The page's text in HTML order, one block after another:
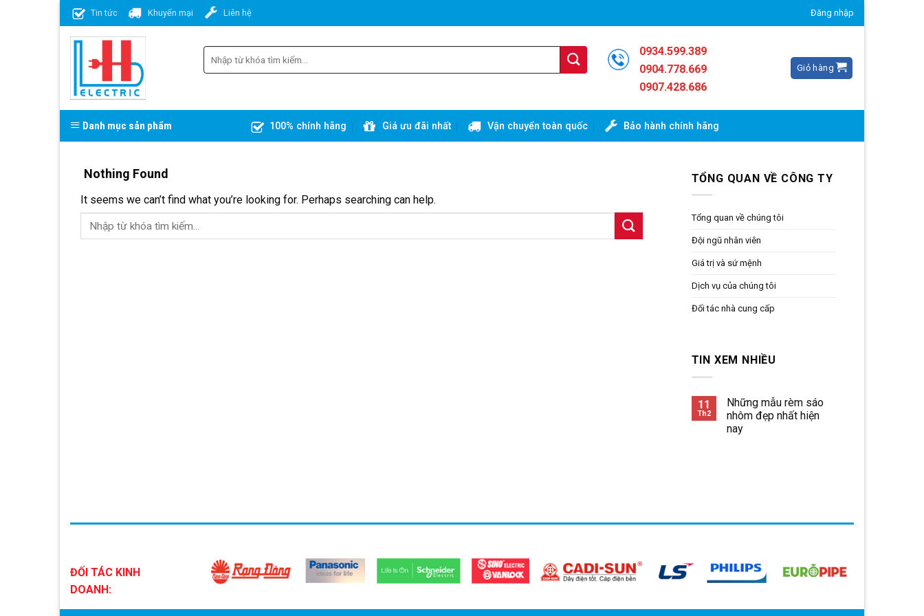
Skip
to
content
Tin tức Khuyến mại Liên hệ Đăng nhập
0934.599.389
0904.778.669
0907.428.686
Giỏ hàng
Danh mục sản phẩm 100% chính hãng Giá ưu đãi nhất Vận chuyển toàn quốc Bảo hành chính hãng
Nothing Found
It seems we can’t find what you’re looking for. Perhaps searching can help.
TỔNG QUAN VỀ CÔNG TY
Tổng quan về chúng tôi
Đội ngũ nhân viên
Giá trị và sứ mệnh
Dịch vụ của chúng tôi
Đối tác nhà cung cấp
TIN XEM NHIỀU
11
Th2
Những mẫu rèm sáo
nhôm đẹp nhất hiện
nay
ĐỐI TÁC KINH
DOANH: